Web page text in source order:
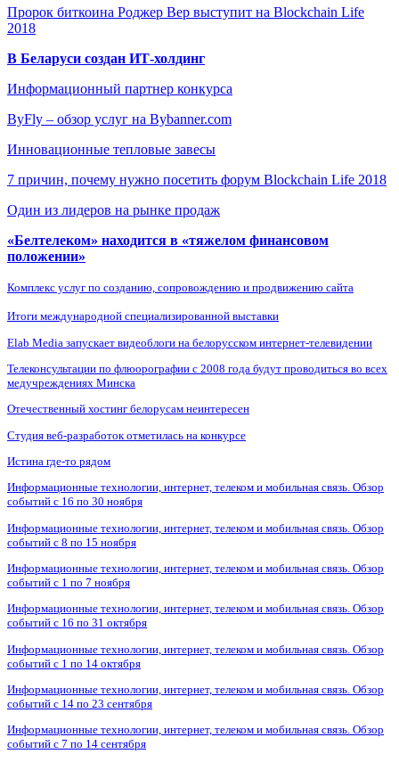
Пророк биткоина Роджер Вер выступит на Blockchain Life
2018
В Беларуси создан ИТ-холдинг
Информационный партнер конкурса
ByFly – обзор услуг на Bybanner.com
Инновационные тепловые завесы
7 причин, почему нужно посетить форум Blockchain Life 2018
Один из лидеров на рынке продаж
«Белтелеком» находится в «тяжелом финансовом
положении»
Комплекс услуг по созданию, сопровождению и продвижению сайта
Итоги международной специализированной выставки
Elab Media запускает видеоблоги на белорусском интернет-телевидении
Телеконсультации по флюорографии с 2008 года будут проводиться во всех
медучреждениях Минска
Отечественный хостинг белорусам неинтересен
Студия веб-разработок отметилась на конкурсе
Истина где-то рядом
Информационные технологии, интернет, телеком и мобильная связь. Обзор
событий с 16 по 30 ноября
Информационные технологии, интернет, телеком и мобильная связь. Обзор
событий с 8 по 15 ноября
Информационные технологии, интернет, телеком и мобильная связь. Обзор
событий с 1 по 7 ноября
Информационные технологии, интернет, телеком и мобильная связь. Обзор
событий с 16 по 31 октября
Информационные технологии, интернет, телеком и мобильная связь. Обзор
событий с 1 по 14 октября
Информационные технологии, интернет, телеком и мобильная связь. Обзор
событий с 14 по 23 сентября
Информационные технологии, интернет, телеком и мобильная связь. Обзор
событий с 7 по 14 сентября